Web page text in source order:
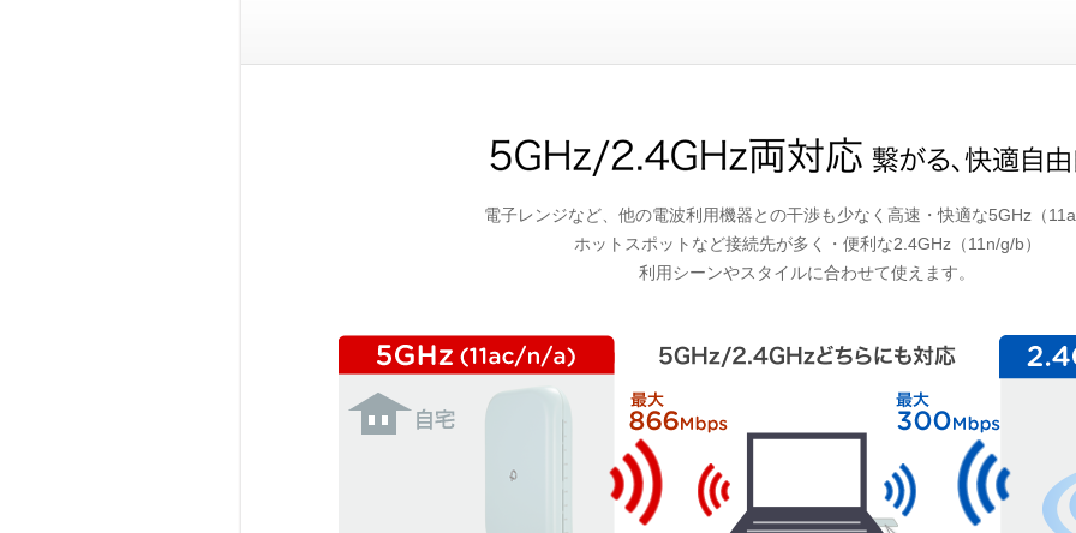
電子レンジなど、他の電波利用機器との干渉も少なく高速・快適な5GHz（
ホットスポットなど接続先が多く・便利な2.4GHz（11n/g/b）
利用シーンやスタイルに合わせて使えます。